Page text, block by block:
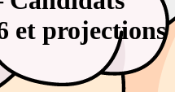
et projections